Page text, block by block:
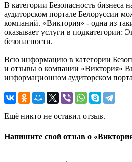
В категории Безопасность бизнеса
аудиторском портале Белоруссии
компаний. «Виктория» - одна из
оказывает услуги в подкатегории:
безопасности.
Всю информацию в категории
и отзывы о компании «Виктория»
информационном аудиторском
Ещё никто не оставил отзыв.
Напишите свой отзыв о